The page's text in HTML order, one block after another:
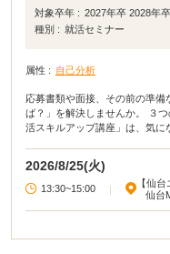
対象卒年 : 2027年卒 2028年
種別 : 就活セミナー
属性 : 自己分析
応募書類や面接、その前の準
ば？」を解決しませんか。 ３
活スキルアップ講座」は、気に
2026/8/25(火)
13:30~15:00 |
【仙台
仙台